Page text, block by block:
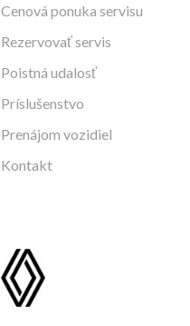
Cenová ponuka servisu
Rezervovať servis
Poistná udalosť
Príslušenstvo
Prenájom vozidiel
Kontakt